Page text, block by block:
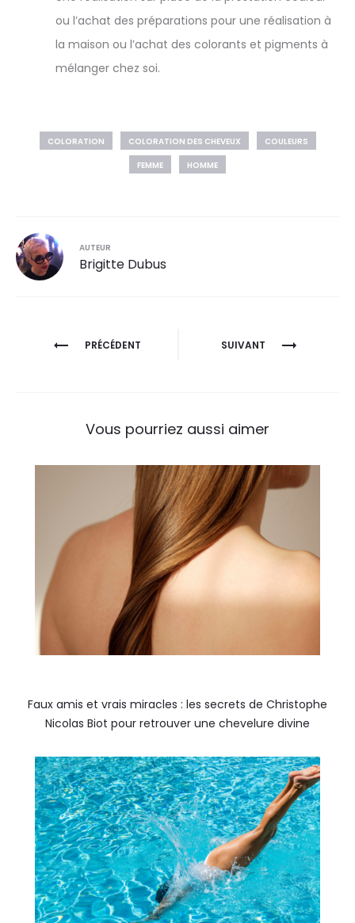
ou l’achat des préparations pour une réalisation à
la maison ou l’achat des colorants et pigments à
mélanger chez soi.
COLORATION COLORATION DES CHEVEUX
COULEURS
FEMME
HOMME
AUTEUR
Brigitte Dubus
PRÉCÉDENT SUIVANT
Vous pourriez aussi aimer
Faux amis et vrais miracles : les secrets de Christophe
Nicolas Biot pour retrouver une chevelure divine